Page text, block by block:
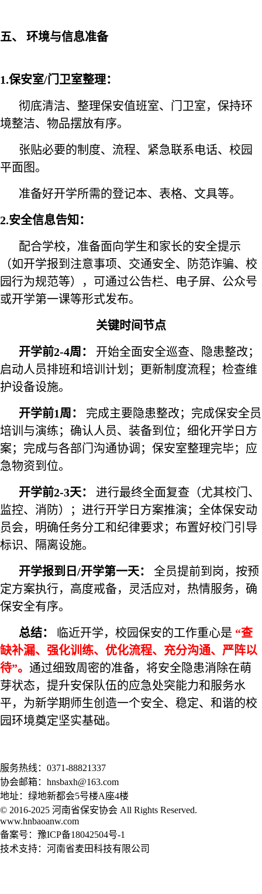
五、 环境与信息准备
1.保安室/门卫室整理：
彻底清洁、整理保安值班室、门卫室，保持环
境整洁、物品摆放有序。
张贴必要的制度、流程、紧急联系电话、校园
平面图。
准备好开学所需的登记本、表格、文具等。
2.安全信息告知：
配合学校，准备面向学生和家长的安全提示
（如开学报到注意事项、交通安全、防范诈骗、校
园行为规范等），可通过公告栏、电子屏、公众号
或开学第一课等形式发布。
关键时间节点
开学前2-4周 ：
开始全面安全巡查、隐患整改；
启动人员排班和培训计划；更新制度流程；检查维
护设备设施。
开学前1周：
完成主要隐患整改；完成保安全员
培训与演练；确认人员、装备到位；细化开学日方
案；完成与各部门沟通协调；保安室整理完毕；应
急物资到位。
开学前2-3天：
进行最终全面复查（尤其校门、
监控、消防）；进行开学日方案推演；全体保安动
员会，明确任务分工和纪律要求；布置好校门引导
标识、隔离设施。
开学报到日/开学第一天：
全员提前到岗，按预
定方案执行，高度戒备，灵活应对，热情服务，确
保安全有序。
总结： 临近开学，校园保安的工作重心是 “查
缺补漏、强化训练、优化流程、充分沟通、严阵以
待”。 通过细致周密的准备，将安全隐患消除在萌
芽状态，提升安保队伍的应急处突能力和服务水
平，为新学期师生创造一个安全、稳定、和谐的校
园环境奠定坚实基础。
服务热线：0371-88821337
协会邮箱：hnsbaxh@163.com
地址：绿地新都会5号楼A座4楼
© 2016-2025 河南省保安协会 All Rights Reserved.
www.hnbaoanw.com
备案号：豫ICP备18042504号-1
技术支持：河南省麦田科技有限公司